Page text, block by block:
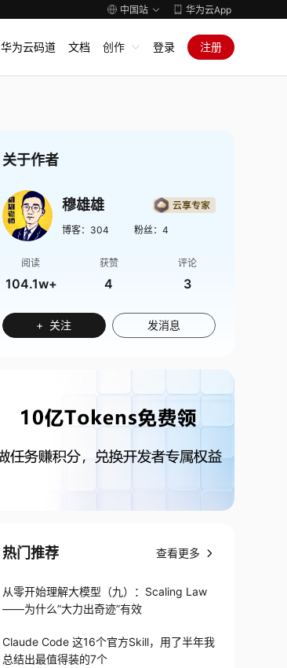
中国站 华为云App
华为云码道 文档 创作 登录 注册
关于作者
穆雄雄
博客： 304 粉丝： 4
阅读
104.1w+
获赞
4
评论
3
+ 关注 发消息
热门推荐 查看更多
从零开始理解大模型（九）：Scaling Law
——为什么”大力出奇迹”有效
Claude Code 这16个官方Skill，用了半年我
总结出最值得装的7个